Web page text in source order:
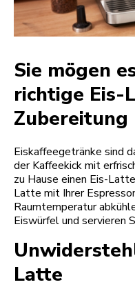
Sie mögen
richtige Eis-
Zubereitung
Eiskaffeegetränke sind
der Kaffeekick mit
zu Hause einen Eis-
Latte mit Ihrer
Raumtemperatur
Eiswürfel und servieren
Latte